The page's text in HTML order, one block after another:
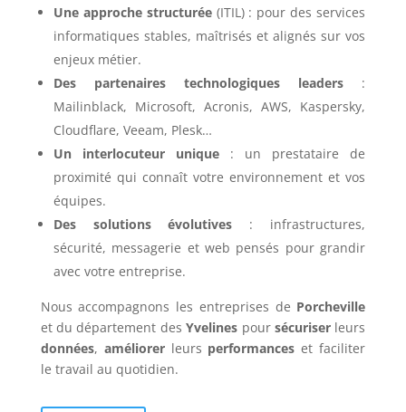
Une approche structurée(ITIL) : pour des services
informatiques stables, maîtrisés et alignés sur vos
enjeux métier.
Des partenaires technologiques leaders :
Mailinblack, Microsoft, Acronis, AWS, Kaspersky,
Cloudflare, Veeam, Plesk…
Un interlocuteur unique: un prestataire de
proximité qui connaît votre environnement et vos
équipes.
Des solutions évolutives : infrastructures,
sécurité, messagerie et web pensés pour grandir
avec votre entreprise.
Nous accompagnons les entreprises de Porcheville
et du département desYvelines pour sécuriserleurs
données, améliorerleurs performances et faciliter
le travail au quotidien.